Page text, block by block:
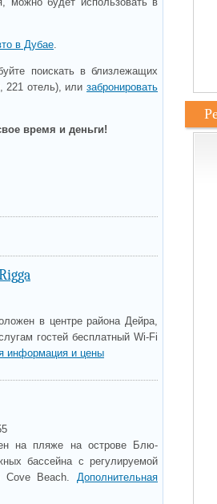
в Дубае.
поискать в близлежащих
221 отель), илизабронировать
время и деньги!
в центре района Дейра,
гостей бесплатный Wi-Fi
информация и цены
на пляже на острове Блю-
бассейна с регулируемой
Cove Beach. Дополнительная